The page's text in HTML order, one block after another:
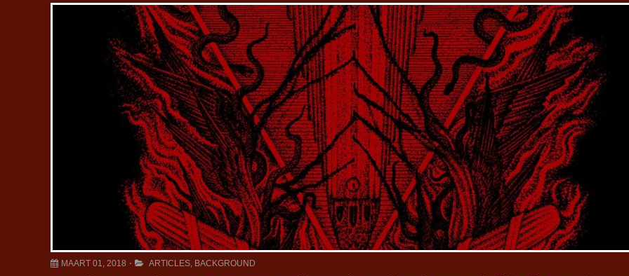
MAART 01, 2018 ARTICLES, BACKGROUND